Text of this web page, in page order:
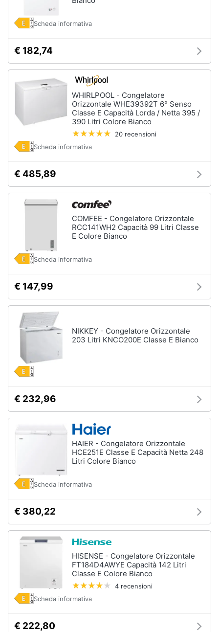
Scheda informativa
€ 182,74
WHIRLPOOL - Congelatore
Orizzontale WHE39392T 6° Senso
Classe E Capacità Lorda / Netta 395 /
390 Litri Colore Bianco
20 recensioni
Scheda informativa
€ 485,89
COMFEE - Congelatore Orizzontale
RCC141WH2 Capacità 99 Litri Classe
E Colore Bianco
Scheda informativa
€ 147,99
NIKKEY - Congelatore Orizzontale
203 Litri KNCO200E Classe E Bianco
€ 232,96
HAIER - Congelatore Orizzontale
HCE251E Classe E Capacità Netta 248
Litri Colore Bianco
Scheda informativa
€ 380,22
HISENSE - Congelatore Orizzontale
FT184D4AWYE Capacità 142 Litri
Classe E Colore Bianco
4 recensioni
Scheda informativa
€ 222,80